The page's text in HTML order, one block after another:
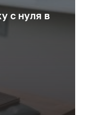
с нуля в